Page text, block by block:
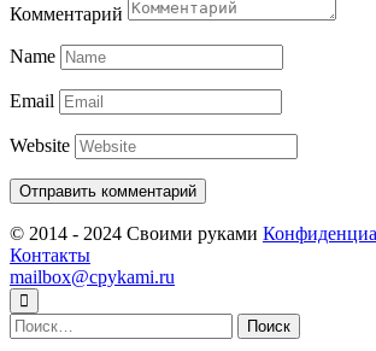
Комментарий
Name
Email
Website
© 2014 - 2024 Своими руками
Контакты
mailbox@cpykami.ru
Найти: